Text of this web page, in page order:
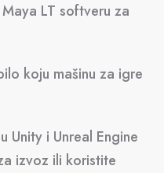
LT softveru za
koju mašinu za igre
Unity i Unreal Engine
izvoz ili koristite